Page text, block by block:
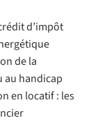
d’impôt
de la
au handicap
en locatif : les